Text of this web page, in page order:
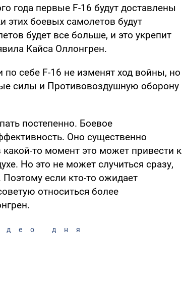
года первые F-16 будут доставлены
этих боевых самолетов будут
будет все больше, и это укрепит
Кайса Оллонгрен.
по себе F-16 не изменят ход войны, но
силы и Противовоздушную оборону
постепенно. Боевое
Оно существенно
то момент это может привести к
Но это не может случиться сразу,
если кто-то ожидает
относиться более
дня